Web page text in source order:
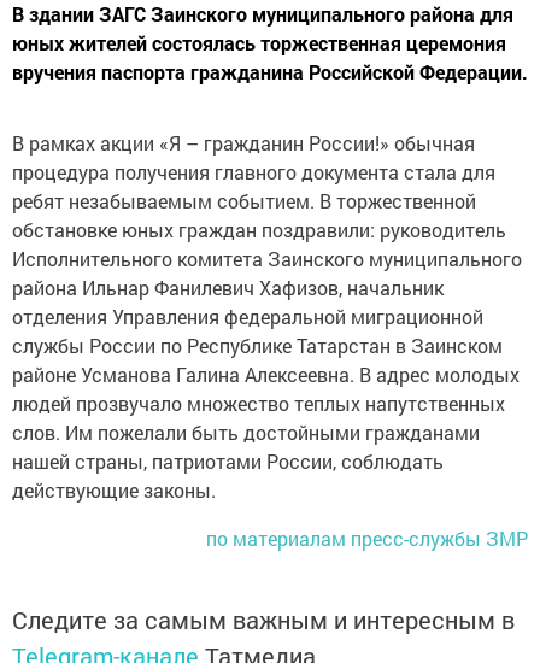
В здании ЗАГС Заинского муниципального района для
юных жителей состоялась торжественная церемония
вручения паспорта гражданина Российской Федерации.
В рамках акции «Я – гражданин России!» обычная
процедура получения главного документа стала для
ребят незабываемым событием. В торжественной
обстановке юных граждан поздравили: руководитель
Исполнительного комитета Заинского муниципального
района Ильнар Фанилевич Хафизов, начальник
отделения Управления федеральной миграционной
службы России по Республике Татарстан в Заинском
районе Усманова Галина Алексеевна. В адрес молодых
людей прозвучало множество теплых напутственных
слов. Им пожелали быть достойными гражданами
нашей страны, патриотами России, соблюдать
действующие законы.
по материалам пресс-службы ЗМР
Следите за самым важным и интересным в
Telegram-канале Татмедиа